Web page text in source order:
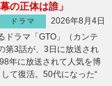
の正体は誰」
ドラマ
2026年8月4日
ラマ「GTO」（カンテ
第3話が、3日に放送され
年に放送されて人気を博
て復活。50代になった“